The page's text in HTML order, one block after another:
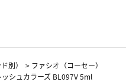
別） > ファシオ（コーセー）
シュカラーズ BL097V 5ml